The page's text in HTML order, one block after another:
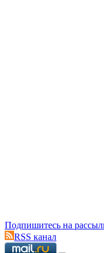
Подпишитесь на
RSS канал